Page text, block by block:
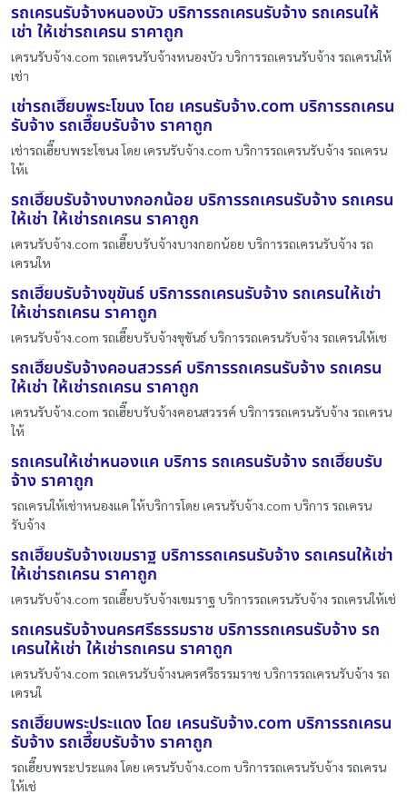
รถเครนรับจ้างหนองบัว บริการรถเครนรับจ้าง รถเครนให้
เช่า ให้เช่ารถเครน ราคาถูก
เครนรับจ้าง.com รถเครนรับจ้างหนองบัว บริการรถเครนรับจ้าง รถเครนให้
เช่า
เช่ารถเฮี๊ยบพระโขนง โดย เครนรับจ้าง.com บริการรถเครน
รับจ้าง รถเฮี๊ยบรับจ้าง ราคาถูก
เช่ารถเฮี๊ยบพระโขนง โดย เครนรับจ้าง.com บริการรถเครนรับจ้าง รถเครน
ให้เ
รถเฮี๊ยบรับจ้างบางกอกน้อย บริการรถเครนรับจ้าง รถเครน
ให้เช่า ให้เช่ารถเครน ราคาถูก
เครนรับจ้าง.com รถเฮี๊ยบรับจ้างบางกอกน้อย บริการรถเครนรับจ้าง รถ
เครนให
รถเฮี๊ยบรับจ้างขุขันธ์ บริการรถเครนรับจ้าง รถเครนให้เช่า
ให้เช่ารถเครน ราคาถูก
เครนรับจ้าง.com รถเฮี๊ยบรับจ้างขุขันธ์ บริการรถเครนรับจ้าง รถเครนให้เช
รถเฮี๊ยบรับจ้างคอนสวรรค์ บริการรถเครนรับจ้าง รถเครน
ให้เช่า ให้เช่ารถเครน ราคาถูก
เครนรับจ้าง.com รถเฮี๊ยบรับจ้างคอนสวรรค์ บริการรถเครนรับจ้าง รถเครน
ให้
รถเครนให้เช่าหนองแค บริการ รถเครนรับจ้าง รถเฮี๊ยบรับ
จ้าง ราคาถูก
รถเครนให้เช่าหนองแค ให้บริการโดย เครนรับจ้าง.com บริการ รถเครน
รับจ้าง
รถเฮี๊ยบรับจ้างเขมราฐ บริการรถเครนรับจ้าง รถเครนให้เช่า
ให้เช่ารถเครน ราคาถูก
เครนรับจ้าง.com รถเฮี๊ยบรับจ้างเขมราฐ บริการรถเครนรับจ้าง รถเครนให้เช่
รถเครนรับจ้างนครศรีธรรมราช บริการรถเครนรับจ้าง รถ
เครนให้เช่า ให้เช่ารถเครน ราคาถูก
เครนรับจ้าง.com รถเครนรับจ้างนครศรีธรรมราช บริการรถเครนรับจ้าง รถ
เครนใ
รถเฮี๊ยบพระประแดง โดย เครนรับจ้าง.com บริการรถเครน
รับจ้าง รถเฮี๊ยบรับจ้าง ราคาถูก
รถเฮี๊ยบพระประแดง โดย เครนรับจ้าง.com บริการรถเครนรับจ้าง รถเครน
ให้เช่